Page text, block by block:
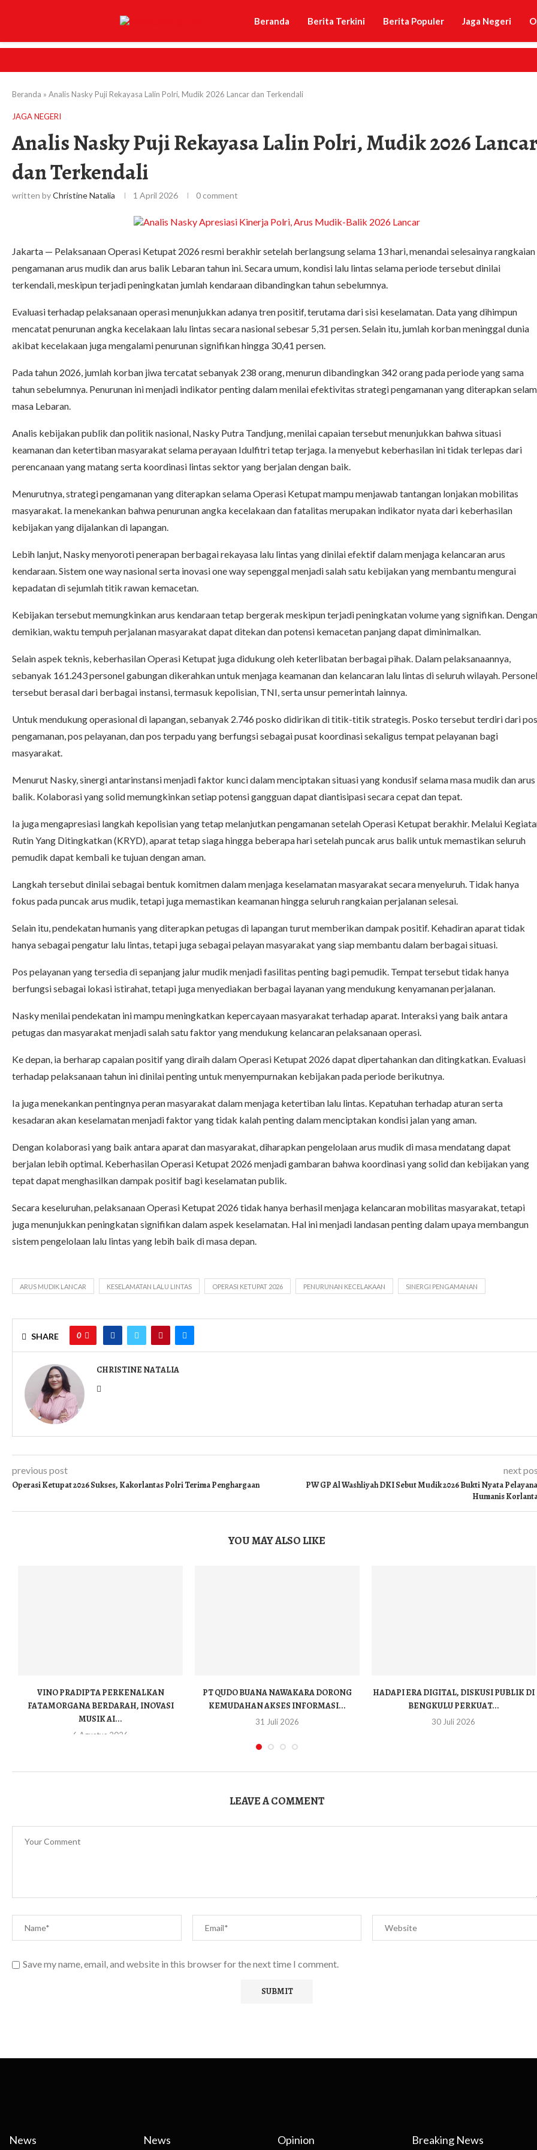
Beranda Berita Terkini Berita Populer Jaga Negeri
Beranda » Analis Nasky Puji Rekayasa Lalin Polri, Mudik 2026 Lancar dan Terkendali
JAGA NEGERI
Analis Nasky Puji Rekayasa Lalin Polri, Mudik 2026 Lancar
dan Terkendali
written byChristine Natalia 1 April 2026 0 comment
Jakarta — Pelaksanaan Operasi Ketupat 2026 resmi berakhir setelah berlangsung selama 13 hari, menandai selesainya rangkaian
pengamanan arus mudik dan arus balik Lebaran tahun ini. Secara umum, kondisi lalu lintas selama periode tersebut dinilai
terkendali, meskipun terjadi peningkatan jumlah kendaraan dibandingkan tahun sebelumnya.
Evaluasi terhadap pelaksanaan operasi menunjukkan adanya tren positif, terutama dari sisi keselamatan. Data yang dihimpun
mencatat penurunan angka kecelakaan lalu lintas secara nasional sebesar 5,31 persen. Selain itu, jumlah korban meninggal dunia
akibat kecelakaan juga mengalami penurunan signifikan hingga 30,41 persen.
Pada tahun 2026, jumlah korban jiwa tercatat sebanyak 238 orang, menurun dibandingkan 342 orang pada periode yang sama
tahun sebelumnya. Penurunan ini menjadi indikator penting dalam menilai efektivitas strategi pengamanan yang diterapkan
masa Lebaran.
Analis kebijakan publik dan politik nasional, Nasky Putra Tandjung, menilai capaian tersebut menunjukkan bahwa situasi
keamanan dan ketertiban masyarakat selama perayaan Idulfitri tetap terjaga. Ia menyebut keberhasilan ini tidak terlepas dari
perencanaan yang matang serta koordinasi lintas sektor yang berjalan dengan baik.
Menurutnya, strategi pengamanan yang diterapkan selama Operasi Ketupat mampu menjawab tantangan lonjakan mobilitas
masyarakat. Ia menekankan bahwa penurunan angka kecelakaan dan fatalitas merupakan indikator nyata dari keberhasilan
kebijakan yang dijalankan di lapangan.
Lebih lanjut, Nasky menyoroti penerapan berbagai rekayasa lalu lintas yang dinilai efektif dalam menjaga kelancaran arus
kendaraan. Sistem one way nasional serta inovasi one way sepenggal menjadi salah satu kebijakan yang membantu mengurai
kepadatan di sejumlah titik rawan kemacetan.
Kebijakan tersebut memungkinkan arus kendaraan tetap bergerak meskipun terjadi peningkatan volume yang signifikan. Dengan
demikian, waktu tempuh perjalanan masyarakat dapat ditekan dan potensi kemacetan panjang dapat diminimalkan.
Selain aspek teknis, keberhasilan Operasi Ketupat juga didukung oleh keterlibatan berbagai pihak. Dalam pelaksanaannya,
sebanyak 161.243 personel gabungan dikerahkan untuk menjaga keamanan dan kelancaran lalu lintas di seluruh wilayah. Personel
tersebut berasal dari berbagai instansi, termasuk kepolisian, TNI, serta unsur pemerintah lainnya.
Untuk mendukung operasional di lapangan, sebanyak 2.746 posko didirikan di titik-titik strategis. Posko tersebut terdiri dari pos
pengamanan, pos pelayanan, dan pos terpadu yang berfungsi sebagai pusat koordinasi sekaligus tempat pelayanan bagi
masyarakat.
Menurut Nasky, sinergi antarinstansi menjadi faktor kunci dalam menciptakan situasi yang kondusif selama masa mudik dan arus
balik. Kolaborasi yang solid memungkinkan setiap potensi gangguan dapat diantisipasi secara cepat dan tepat.
Ia juga mengapresiasi langkah kepolisian yang tetap melanjutkan pengamanan setelah Operasi Ketupat berakhir. Melalui
Rutin Yang Ditingkatkan (KRYD), aparat tetap siaga hingga beberapa hari setelah puncak arus balik untuk memastikan seluruh
pemudik dapat kembali ke tujuan dengan aman.
Langkah tersebut dinilai sebagai bentuk komitmen dalam menjaga keselamatan masyarakat secara menyeluruh. Tidak hanya
fokus pada puncak arus mudik, tetapi juga memastikan keamanan hingga seluruh rangkaian perjalanan selesai.
Selain itu, pendekatan humanis yang diterapkan petugas di lapangan turut memberikan dampak positif. Kehadiran aparat tidak
hanya sebagai pengatur lalu lintas, tetapi juga sebagai pelayan masyarakat yang siap membantu dalam berbagai situasi.
Pos pelayanan yang tersedia di sepanjang jalur mudik menjadi fasilitas penting bagi pemudik. Tempat tersebut tidak hanya
berfungsi sebagai lokasi istirahat, tetapi juga menyediakan berbagai layanan yang mendukung kenyamanan perjalanan.
Nasky menilai pendekatan ini mampu meningkatkan kepercayaan masyarakat terhadap aparat. Interaksi yang baik antara
petugas dan masyarakat menjadi salah satu faktor yang mendukung kelancaran pelaksanaan operasi.
Ke depan, ia berharap capaian positif yang diraih dalam Operasi Ketupat 2026 dapat dipertahankan dan ditingkatkan. Evaluasi
terhadap pelaksanaan tahun ini dinilai penting untuk menyempurnakan kebijakan pada periode berikutnya.
Ia juga menekankan pentingnya peran masyarakat dalam menjaga ketertiban lalu lintas. Kepatuhan terhadap aturan serta
kesadaran akan keselamatan menjadi faktor yang tidak kalah penting dalam menciptakan kondisi jalan yang aman.
Dengan kolaborasi yang baik antara aparat dan masyarakat, diharapkan pengelolaan arus mudik di masa mendatang dapat
berjalan lebih optimal. Keberhasilan Operasi Ketupat 2026 menjadi gambaran bahwa koordinasi yang solid dan kebijakan yang
tepat dapat menghasilkan dampak positif bagi keselamatan publik.
Secara keseluruhan, pelaksanaan Operasi Ketupat 2026 tidak hanya berhasil menjaga kelancaran mobilitas masyarakat, tetapi
juga menunjukkan peningkatan signifikan dalam aspek keselamatan. Hal ini menjadi landasan penting dalam upaya membangun
sistem pengelolaan lalu lintas yang lebih baik di masa depan.
ARUS MUDIK LANCAR KESELAMATAN LALU LINTAS OPERASI KETUPAT 2026 PENURUNAN KECELAKAAN SINERGI PENGAMANAN
SHARE 0
CHRISTINE NATALIA
previous post
Operasi Ketupat 2026 Sukses, Kakorlantas Polri Terima Penghargaan
next
PW GP Al Washliyah DKI Sebut Mudik 2026 Bukti Nyata
Humanis
YOU MAY ALSO LIKE
VINO PRADIPTA PERKENALKAN
FATAMORGANA BERDARAH, INOVASI
MUSIK AI...
6 Agustus 2026
PT QUDO BUANA NAWAKARA DORONG
KEMUDAHAN AKSES INFORMASI...
31 Juli 2026
HADAPI ERA DIGITAL, DISKUSI PUBLIK DI
BENGKULU PERKUAT...
30 Juli 2026
LEAVE A COMMENT
Save my name, email, and website in this browser for the next time I comment.
News News Opinion Breaking News